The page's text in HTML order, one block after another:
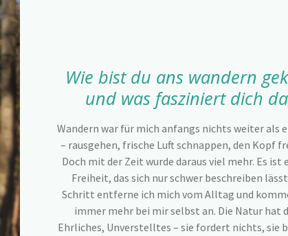
Wie bist du ans wandern
und was fasziniert dich
Wandern war für mich anfangs nichts weiter als
– rausgehen, frische Luft schnappen, den Kopf
Doch mit der Zeit wurde daraus viel mehr. Es ist
Freiheit, das sich nur schwer beschreiben
Schritt entferne ich mich vom Alltag und
immer mehr bei mir selbst an. Die Natur hat
Ehrliches, Unverstelltes – sie fordert nichts, sie